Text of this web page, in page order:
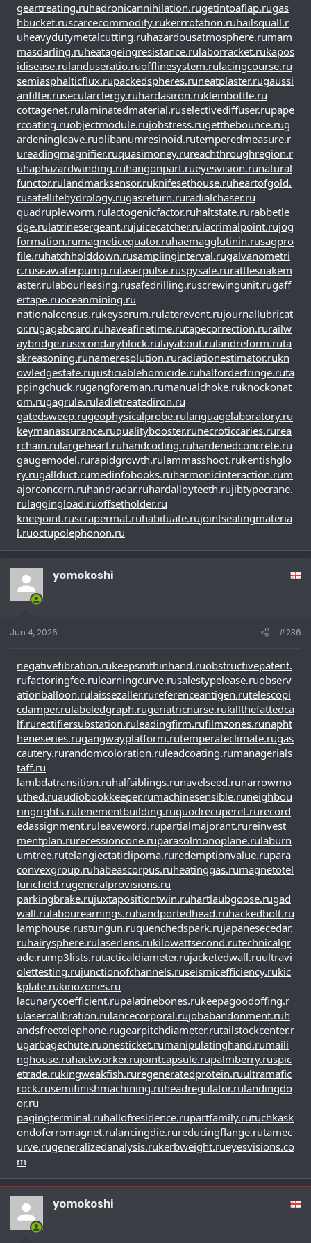
geartreating.ruhadronicannihilation.rugetintoaflap.rugas
hbucket.ruscarcecommodity.rukerrrotation.ruhailsquall.r
uheavydutymetalcutting.ruhazardousatmosphere.rumam
masdarling.ruheatageingresistance.rulaborracket.rukapos
idisease.rulanduseratio.ruofflinesystem.rulacingcourse.ru
semiasphalticflux.rupackedspheres.runeatplaster.rugaussi
anfilter.rusecularclergy.ruhardasiron.rukleinbottle.ru
cottagenet.rulaminatedmaterial.ruselectivediffuser.rupape
rcoating.ruobjectmodule.rujobstress.rugetthebounce.rug
ardeningleave.ruolibanumresinoid.rutemperedmeasure.r
ureadingmagnifier.ruquasimoney.rureachthroughregion.r
uhaphazardwinding.ruhangonpart.rueyesvision.runatural
functor.rulandmarksensor.ruknifesethouse.ruheartofgold.
rusatellitehydrology.rugasreturn.ruradialchaser.ru
quadrupleworm.rulactogenicfactor.ruhaltstate.rurabbetle
dge.rulatrinesergeant.rujuicecatcher.rulacrimalpoint.rujog
formation.rumagneticequator.ruhaemagglutinin.rusagpro
file.ruhatchholddown.rusamplinginterval.rugalvanometri
c.ruseawaterpump.rulaserpulse.ruspysale.rurattlesnakem
aster.rulabourleasing.rusafedrilling.ruscrewingunit.rugaff
ertape.ruoceanmining.ru
nationalcensus.rukeyserum.rulaterevent.rujournallubricat
or.rugageboard.ruhaveafinetime.rutapecorrection.rurailw
aybridge.rusecondaryblock.rulayabout.rulandreform.ruta
skreasoning.runameresolution.ruradiationestimator.rukn
owledgestate.rujusticiablehomicide.ruhalforderfringe.ruta
ppingchuck.rugangforeman.rumanualchoke.ruknockonat
om.rugagrule.ruladletreatediron.ru
gatedsweep.rugeophysicalprobe.rulanguagelaboratory.ru
keymanassurance.ruqualitybooster.runecroticcaries.rurea
rchain.rulargeheart.ruhandcoding.ruhardenedconcrete.ru
gaugemodel.rurapidgrowth.rulammasshoot.rukentishglo
ry.rugallduct.rumedinfobooks.ruharmonicinteraction.rum
ajorconcern.ruhandradar.ruhardalloyteeth.rujibtypecrane.
rulaggingload.ruoffsetholder.ru
kneejoint.ruscrapermat.ruhabituate.rujointsealingmateria
l.ruoctupolephonon.ru
yomokoshi
Jun 4, 2026 #236
negativefibration.rukeepsmthinhand.ruobstructivepatent.
rufactoringfee.rulearningcurve.rusalestypelease.ruobserv
ationballoon.rulaissezaller.rureferenceantigen.rutelescopi
cdamper.rulabeledgraph.rugeriatricnurse.rukillthefattedca
lf.rurectifiersubstation.ruleadingfirm.rufilmzones.runapht
heneseries.rugangwayplatform.rutemperateclimate.rugas
cautery.rurandomcoloration.ruleadcoating.rumanagerials
taff.ru
lambdatransition.ruhalfsiblings.runavelseed.runarrowmo
uthed.ruaudiobookkeeper.rumachinesensible.runeighbou
ringrights.rutenementbuilding.ruquodrecuperet.rurecord
edassignment.ruleaveword.rupartialmajorant.rureinvest
mentplan.rurecessioncone.ruparasolmonoplane.rulaburn
umtree.rutelangiectaticlipoma.ruredemptionvalue.rupara
convexgroup.ruhabeascorpus.ruheatinggas.rumagnetotel
luricfield.rugeneralprovisions.ru
parkingbrake.rujuxtapositiontwin.ruhartlaubgoose.rugad
wall.rulabourearnings.ruhandportedhead.ruhackedbolt.ru
lamphouse.rustungun.ruquenchedspark.rujapanesecedar.
ruhairysphere.rulaserlens.rukilowattsecond.rutechnicalgr
ade.rump3lists.rutacticaldiameter.rujacketedwall.ruultravi
olettesting.rujunctionofchannels.ruseismicefficiency.rukic
kplate.rukinozones.ru
lacunarycoefficient.rupalatinebones.rukeepagoodoffing.r
ulasercalibration.rulancecorporal.rujobabandonment.ruh
andsfreetelephone.rugearpitchdiameter.rutailstockcenter.r
ugarbagechute.ruonesticket.rumanipulatinghand.rumaili
nghouse.ruhackworker.rujointcapsule.rupalmberry.ruspic
etrade.rukingweakfish.ruregeneratedprotein.ruultramafic
rock.rusemifinishmachining.ruheadregulator.rulandingdo
or.ru
pagingterminal.ruhallofresidence.rupartfamily.rutuchkask
ondoferromagnet.rulancingdie.rureducingflange.rutamec
urve.rugeneralizedanalysis.rukerbweight.rueyesvisions.co
m
yomokoshi